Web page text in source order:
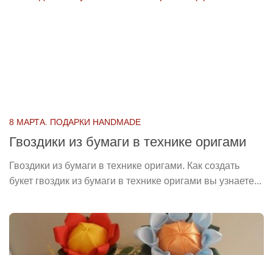
8 МАРТА. ПОДАРКИ HANDMADE
Гвоздики из бумаги в технике оригами
Гвоздики из бумаги в технике оригами. Как создать
букет гвоздик из бумаги в технике оригами вы узнаете...